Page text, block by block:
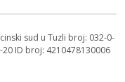
sud u Tuzli broj: 032-0-
20 ID broj: 4210478130006